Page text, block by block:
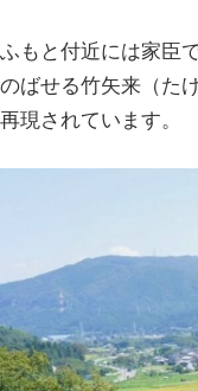
ふもと付近には家臣
のばせる竹矢来（た
再現されています。